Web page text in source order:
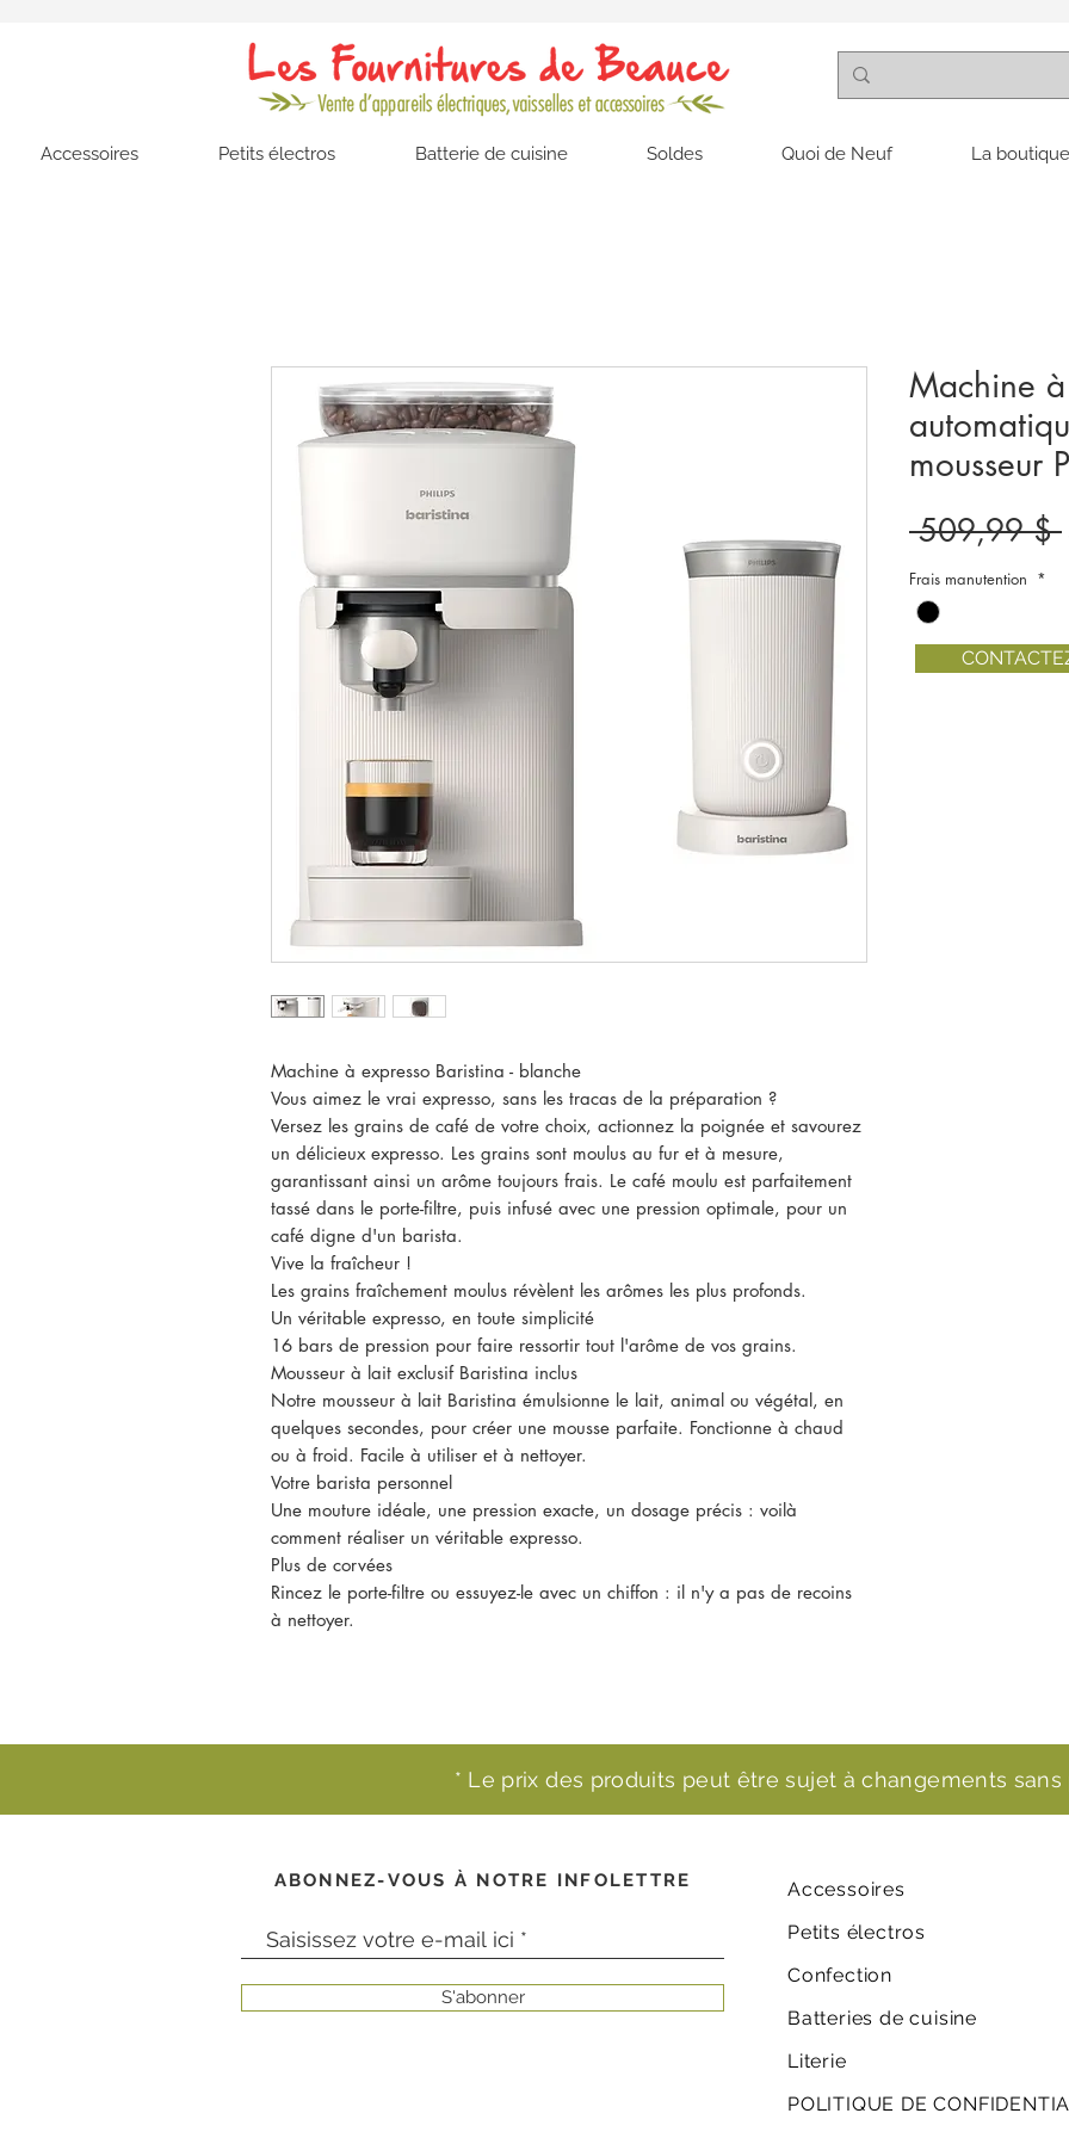
Accessoires Petits électros Batterie de cuisine Soldes Quoi de Neuf La
Machine à expresso Baristina - blanche
Vous aimez le vrai expresso, sans les tracas de la préparation ?
Versez les grains de café de votre choix, actionnez la poignée et savourez
un délicieux expresso. Les grains sont moulus au fur et à mesure,
garantissant ainsi un arôme toujours frais. Le café moulu est parfaitement
tassé dans le porte-filtre, puis infusé avec une pression optimale, pour un
café digne d'un barista.
Vive la fraîcheur !
Les grains fraîchement moulus révèlent les arômes les plus profonds.
Un véritable expresso, en toute simplicité
16 bars de pression pour faire ressortir tout l'arôme de vos grains.
Mousseur à lait exclusif Baristina inclus
Notre mousseur à lait Baristina émulsionne le lait, animal ou végétal, en
quelques secondes, pour créer une mousse parfaite. Fonctionne à chaud
ou à froid. Facile à utiliser et à nettoyer.
Votre barista personnel
Une mouture idéale, une pression exacte, un dosage précis : voilà
comment réaliser un véritable expresso.
Plus de corvées
Rincez le porte-filtre ou essuyez-le avec un chiffon : il n'y a pas de recoins
à nettoyer.
Machine
mousseur
509,99 $
Frais manutention *
* Le prix des produits peut être sujet à changements sans
ABONNEZ-VOUS À NOTRE INFOLETTRE
S'abonner
Accessoires
Petits électros
Confection
Batteries de cuisine
Literie
POLITIQUE DE